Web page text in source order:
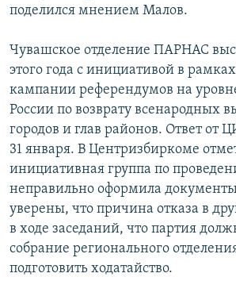
поделился мнением Малов.
Чувашское отделение ПАРНАС
этого года с инициативой в
кампании референдумов на
России по возврату всенародных
городов и глав районов. Ответ от
31 января. В Центризбиркоме
инициативная группа по
неправильно оформила
уверены, что причина отказа в
в ходе заседаний, что партия
собрание регионального
подготовить ходатайство.